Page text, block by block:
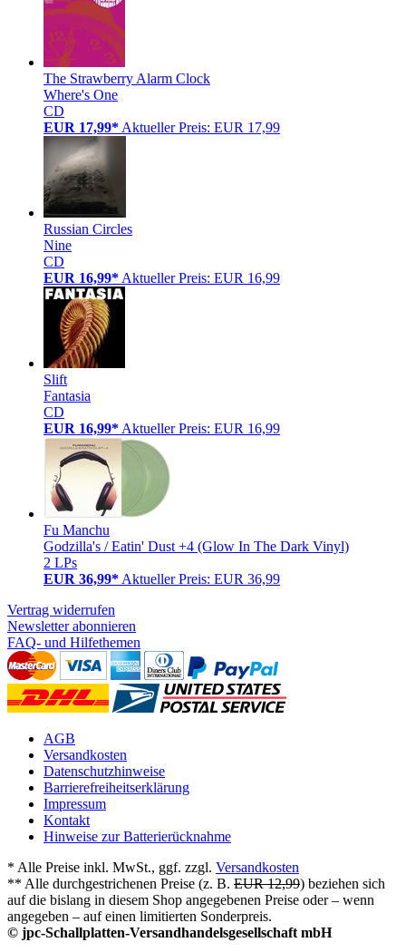
The Strawberry Alarm Clock
Where's One
CD
EUR 17,99* Aktueller Preis: EUR 17,99
Russian Circles
Nine
CD
EUR 16,99* Aktueller Preis: EUR 16,99
Slift
Fantasia
CD
EUR 16,99* Aktueller Preis: EUR 16,99
Fu Manchu
Godzilla's / Eatin' Dust +4 (Glow In The Dark Vinyl)
2 LPs
EUR 36,99* Aktueller Preis: EUR 36,99
Vertrag widerrufen
Newsletter abonnieren
FAQ- und Hilfethemen
AGB
Versandkosten
Datenschutzhinweise
Barrierefreiheitserklärung
Impressum
Kontakt
Hinweise zur Batterierücknahme
* Alle Preise inkl. MwSt., ggf. zzgl. Versandkosten
** Alle durchgestrichenen Preise (z. B. EUR 12,99) beziehen sich
auf die bislang in diesem Shop angegebenen Preise oder – wenn
angegeben – auf einen limitierten Sonderpreis.
© jpc-Schallplatten-Versandhandelsgesellschaft mbH